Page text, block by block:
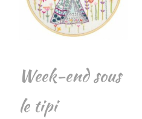
Week-end sous
le tipi